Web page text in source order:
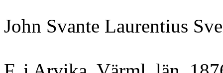
John Svante Laurentius